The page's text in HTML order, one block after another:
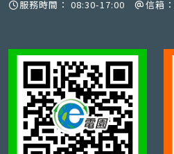
服務時間： 08:30-17:00 信箱：